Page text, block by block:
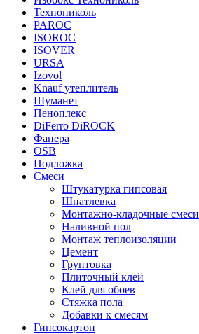
Технониколь
PAROC
ISOROC
ISOVER
URSA
Izovol
Knauf утеплитель
Шуманет
Пеноплекс
DiFerro DiROCK
Фанера
OSB
Подложка
Смеси
Штукатурка гипсовая
Шпатлевка
Монтажно-кладочные смеси
Наливной пол
Монтаж теплоизоляции
Цемент
Грунтовка
Плиточный клей
Клей для обоев
Стяжка пола
Добавки к смесям
Гипсокартон